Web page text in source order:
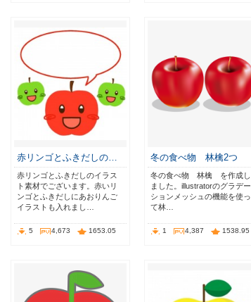
赤リンゴとふきだしの…
赤リンゴとふきだしのイラス
ト素材でございます。赤いリ
ンゴとふきだしにあおりんご
イラストも入れまし…
5 4,673 1653.05
冬の食べ物 林檎2つ
冬の食べ物 林檎 を作成し
ました。illustratorのグラデー
ションメッシュの機能を使っ
て林…
1 4,387 1538.95